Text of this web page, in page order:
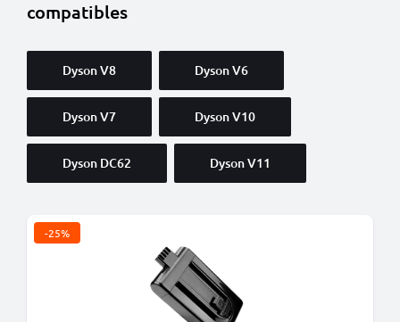
compatibles
Dyson V8 Dyson V6
Dyson V7 Dyson V10
Dyson DC62 Dyson V11
-25%